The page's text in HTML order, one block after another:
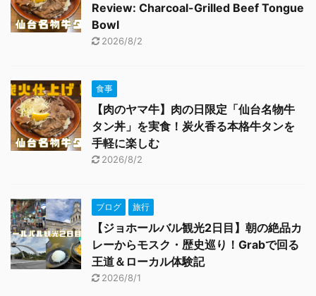
Review: Charcoal-Grilled Beef Tongue
Bowl
2026/8/2
食事
【肉のヤマ牛】肉の日限定「仙台名物牛
タン丼」を実食！炭火香る本格牛タンを
手軽に楽しむ
2026/8/2
ブログ 旅行
【ジョホールバル観光2日目】朝の絶品カ
レーからモスク・歴史巡り！Grabで回る
王道＆ローカル体験記
2026/8/1